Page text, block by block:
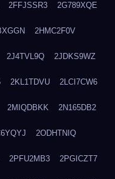
2FFJSSR3 2G789XQE
2HMC2F0V
2J4TVL9Q 2JDKS9WZ
2KL1TDVU 2LCI7CW6
2MIQDBKK 2N165DB2
2ODHTNIQ
2PFU2MB3 2PGICZT7